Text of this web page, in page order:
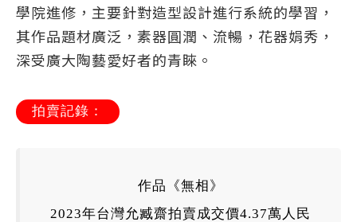
學院進修，主要針對造型設計進行系統的學習，
其作品題材廣泛，素器圓潤、流暢，花器娟秀，
深受廣大陶藝愛好者的青睞。
拍賣記錄：
作品《無相》
2023年台灣允臧齋拍賣成交價4.37萬人民